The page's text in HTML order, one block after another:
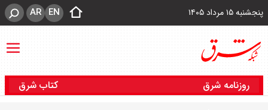
پنجشنبه ۱۵ مرداد ۱۴۰۵ EN
AR
روزنامه شرق کتاب شرق